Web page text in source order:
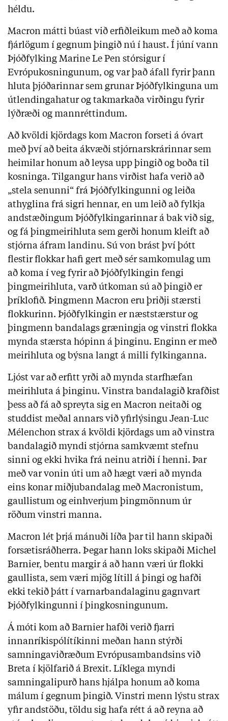
héldu.
Macron mátti búast við erfiðleikum með að koma
fjárlögum í gegnum þingið nú í haust. Í júní vann
Þjóðfylking Marine Le Pen stórsigur í
Evrópukosningunum, og var það áfall fyrir þann
hluta þjóðarinnar sem grunar Þjóðfylkinguna um
útlendingahatur og takmarkaða virðingu fyrir
lýðræði og mannréttindum.
Að kvöldi kjördags kom Macron forseti á óvart
með því að beita ákvæði stjórnarskrárinnar sem
heimilar honum að leysa upp þingið og boða til
kosninga. Tilgangur hans virðist hafa verið að
„stela senunni“ frá Þjóðfylkingunni og leiða
athyglina frá sigri hennar, en um leið að fylkja
andstæðingum Þjóðfylkingarinnar á bak við sig,
og fá þingmeirihluta sem gerði honum kleift að
stjórna áfram landinu. Sú von brást því þótt
flestir flokkar hafi gert með sér samkomulag um
að koma í veg fyrir að Þjóðfylkingin fengi
þingmeirihluta, varð útkoman sú að þingið er
þríklofið. Þingmenn Macron eru þriðji stærsti
flokkurinn. Þjóðfylkingin er næststærstur og
þingmenn bandalags græningja og vinstri flokka
mynda stærsta hópinn á þinginu. Enginn er með
meirihluta og býsna langt á milli fylkinganna.
Ljóst var að erfitt yrði að mynda starfhæfan
meirihluta á þinginu. Vinstra bandalagið krafðist
þess að fá að spreyta sig en Macron neitaði og
studdist meðal annars við yfirlýsingu Jean-Luc
Mélenchon strax á kvöldi kjördags um að vinstra
bandalagið myndi stjórna samkvæmt stefnu
sinni og ekki hvika frá neinu atriði í henni. Þar
með var vonin úti um að hægt væri að mynda
eins konar miðjubandalag með Macronistum,
gaullistum og einhverjum þingmönnum úr
röðum vinstri manna.
Macron lét þrjá mánuði líða þar til hann skipaði
forsætisráðherra. Þegar hann loks skipaði Michel
Barnier, bentu margir á að hann væri úr flokki
gaullista, sem væri mjög lítill á þingi og hafði
ekki tekið þátt í varnarbandalaginu gagnvart
Þjóðfylkingunni í þingkosningunum.
Á móti kom að Barnier hafði verið fjarri
innanríkispólítíkinni meðan hann stýrði
samningaviðræðum Evrópusambandsins við
Breta í kjölfarið á Brexit. Líklega myndi
samningalipurð hans hjálpa honum að koma
málum í gegnum þingið. Vinstri menn lýstu strax
yfir andstöðu, töldu sig hafa rétt á að reyna að